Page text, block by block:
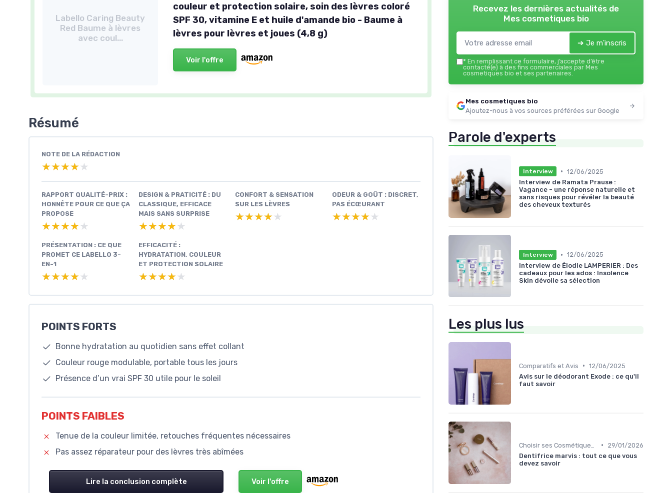
Labello Caring Beauty
Red Baume à lèvres
avec coul...
couleur et protection solaire, soin des lèvres coloré
SPF 30, vitamine E et huile d'amande bio - Baume à
lèvres pour lèvres et joues (4,8 g)
Voir l'offre
Résumé
NOTE DE LA RÉDACTION
★★★★★
★★★★★
RAPPORT QUALITÉ-PRIX :
HONNÊTE POUR CE QUE ÇA
PROPOSE
★★★★★
★★★★★
DESIGN & PRATICITÉ : DU
CLASSIQUE, EFFICACE
MAIS SANS SURPRISE
★★★★★
★★★★★
CONFORT & SENSATION
SUR LES LÈVRES
★★★★★
★★★★★
ODEUR & GOÛT : DISCRET,
PAS ÉCŒURANT
★★★★★
★★★★★
PRÉSENTATION : CE QUE
PROMET CE LABELLO 3-
EN-1
★★★★★
★★★★★
EFFICACITÉ :
HYDRATATION, COULEUR
ET PROTECTION SOLAIRE
★★★★★
★★★★★
POINTS FORTS
Bonne hydratation au quotidien sans effet collant
Couleur rouge modulable, portable tous les jours
Présence d’un vrai SPF 30 utile pour le soleil
POINTS FAIBLES
Tenue de la couleur limitée, retouches fréquentes nécessaires
Pas assez réparateur pour des lèvres très abîmées
Lire la conclusion complète Voir l'offre
Recevez les dernières actualités de
Mes cosmetiques bio
➔ Je m'inscris
* En remplissant ce formulaire, j’accepte d’être
contacté(e) à des fins commerciales par Mes
cosmetiques bio et ses partenaires.
Mes cosmetiques bio
Ajoutez-nous à vos sources préférées sur Google
Parole d'experts
Interview • 12/06/2025
Interview de Ramata Prause :
Vagance - une réponse naturelle et
sans risques pour révéler la beauté
des cheveux texturés
Interview • 12/06/2025
Interview de Élodie LAMPERIER : Des
cadeaux pour les ados : Insolence
Skin dévoile sa sélection
Les plus lus
Comparatifs et Avis • 12/06/2025
Avis sur le déodorant Exode : ce qu'il
faut savoir
•
29/01/2026
Dentifrice marvis : tout ce que vous
devez savoir